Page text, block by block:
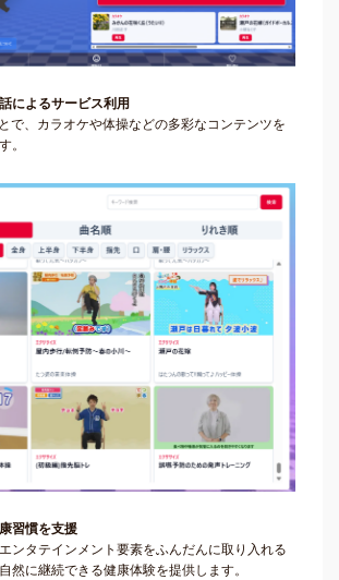
によるサービス利用
で、カラオケや体操などの多彩なコンテンツを
。
習慣を支援
ンタテインメント要素をふんだんに取り入れる
然に継続できる健康体験を提供します。